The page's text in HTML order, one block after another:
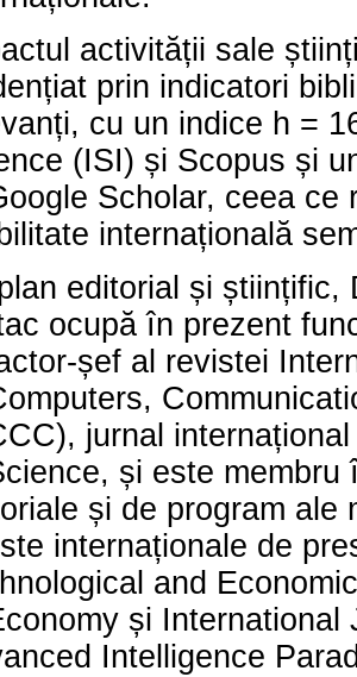
activității sale
prin indicatori
cu un indice h =
(ISI) și Scopus și
Scholar, ceea ce
internațională
editorial și științific,
ocupă în prezent
șef al revistei
jurnal
și este membru
și de program ale
internaționale de
and
și International
Intelligence